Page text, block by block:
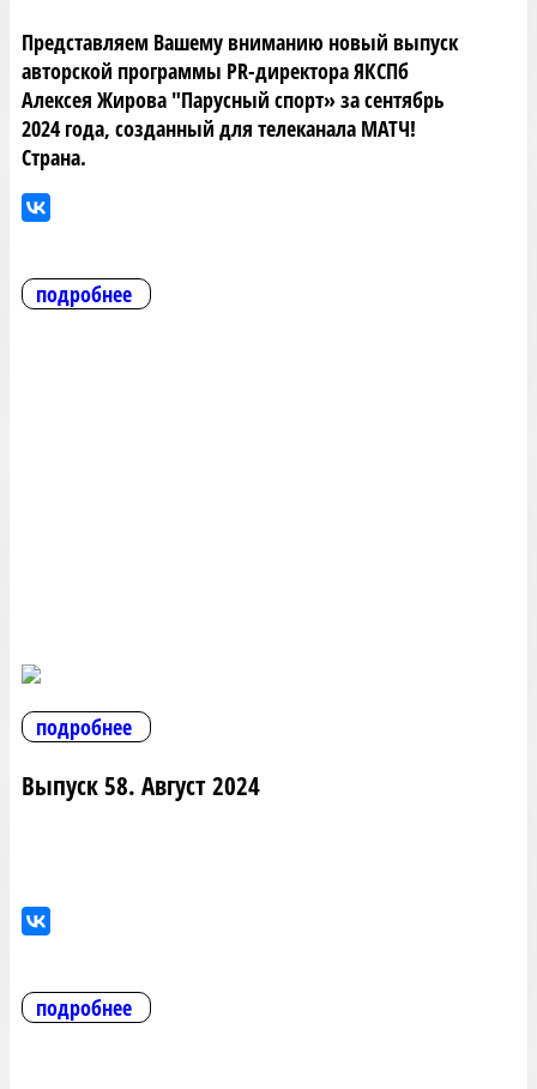
Представляем Вашему вниманию новый выпуск
авторской программы PR-директора ЯКСПб
Алексея Жирова "Парусный спорт» за сентябрь
2024 года, созданный для телеканала МАТЧ!
Страна.
подробнее
подробнее
Выпуск 58. Август 2024
подробнее